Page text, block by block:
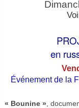
en
Événement de la
« Bounine »,